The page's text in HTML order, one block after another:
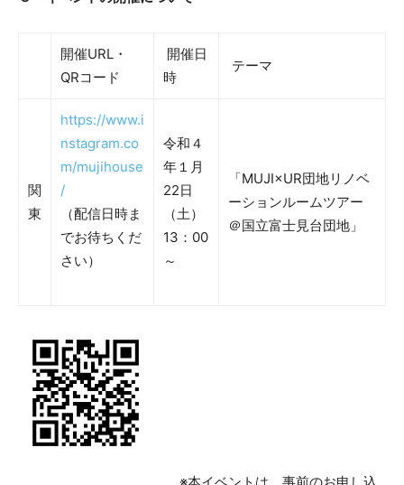
開催URL・
QRコード
開催日
時
テーマ
関
東
https://www.i
nstagram.co
m/mujihouse
/
（配信日時ま
でお待ちくだ
さい）
令和４
年１月
22日
（土）
13：00
～
「MUJI×UR団地リノベ
ーションルームツアー
＠国立富士見台団地」